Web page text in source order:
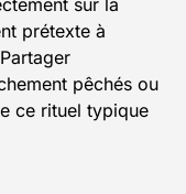
sur la
prétexte à
pêchés ou
ce rituel typique